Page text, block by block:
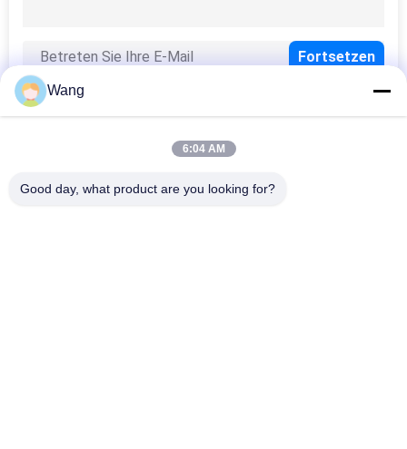
Sechskantschrauben
Beliebte Kategorien
Wang
6:04 AM
Good day, what product are you looking for?